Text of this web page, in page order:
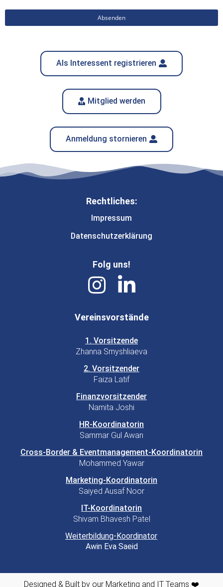
Absenden
Als Interessent registrieren
Mitglied werden
Anmeldung stornieren
Vereinsvorstände
1. Vorsitzende
Zhanna Smyshliaeva
2. Vorsitzender
Faiza Latif
Finanzvorsitzender
Namita Joshi
HR-Koordinatorin
Sammar Gul Awan
Cross-Border & Eventmanagement-Koordinatorin
Mohammed Yawar
Marketing-Koordinatorin
Saiyed Ausaf Noor
IT-Koordinatorin
Shivam Bhavesh Patel
Weiterbildung-Koordinator
Awin Eva Saeid
Rechtliches:
Impressum
Datenschutzerklärung
Folg uns!
Designed & Built by our Marketing and IT Teams ❤️